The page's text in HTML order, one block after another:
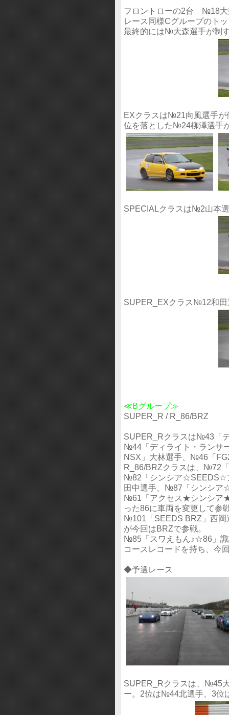
フロントローの2台 №18大
レース同様Cグループのト
最終的には№大森選手が制
EXクラスは№21向風選手
位を落とした№24柳澤選手
SPECIALクラスは№2山本
SUPER_EXクラス№12和田
≪Bグループ≫
SUPER_R / R_86/BRZ
SUPER_Rクラスは№43「
№44「ディライト・ランサ
NSX」大林選手、№46「
R_86/BRZクラスは、№72
№82「シンシア☆SEEDS☆
田中選手、№87「シンシア
№61「アクセス★シンシア
った86に車両を変更して参
№101「SEEDS BRZ」西岡
が今回はBRZで参戦。
№85「スワえもん♪☆86」諏
コースレコードを持ち、今
◆予選レース
SUPER_Rクラスは、№45
ー。2位は№44北選手、3位